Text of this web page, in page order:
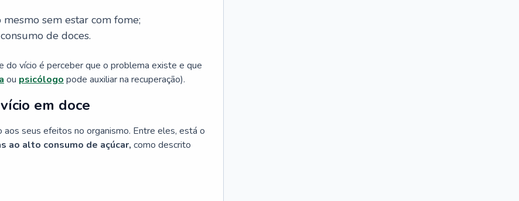
sem estar com fome;
de doces.
do vício é perceber que o problema existe e que
ou psicólogo pode auxiliar na recuperação).
em doce
seus efeitos no organismo. Entre eles, está o
ao alto consumo de açúcar, como descrito